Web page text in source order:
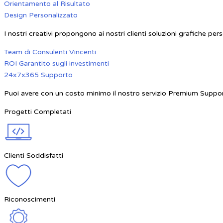
Orientamento al Risultato
Design Personalizzato
I nostri creativi propongono ai nostri clienti soluzioni grafiche
Team di Consulenti Vincenti
ROI Garantito sugli investimenti
24x7x365 Supporto
Puoi avere con un costo minimo il nostro servizio Premium
Progetti Completati
Clienti Soddisfatti
Riconoscimenti